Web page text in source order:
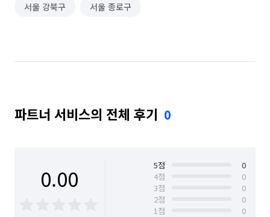
서울 강북구 서울 종로구
파트너 서비스의 전체 후기 0
0.00 5점
0
4점
0
3점
0
2점
0
1점
0